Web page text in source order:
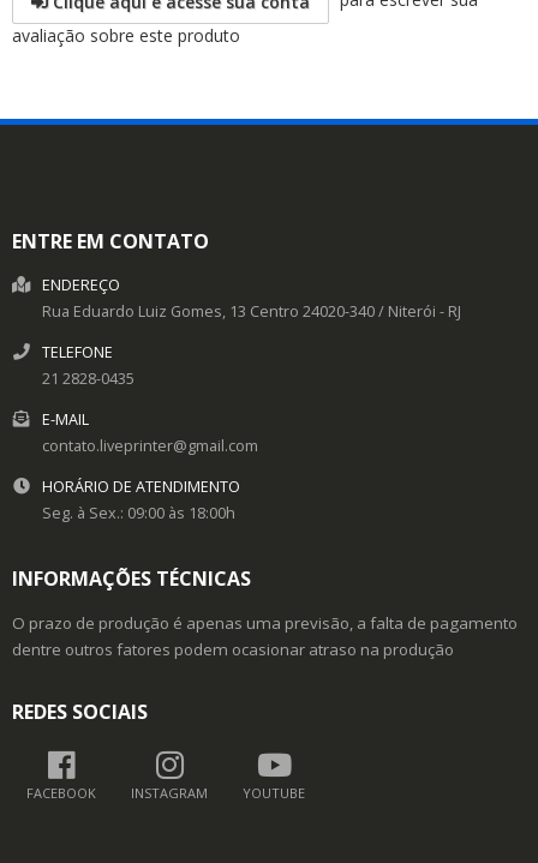
avaliação sobre este produto
ENTRE EM CONTATO
ENDEREÇO
Rua Eduardo Luiz Gomes, 13 Centro 24020-340/ Niterói - RJ
TELEFONE
21 2828-0435
E-MAIL
contato.liveprinter@gmail.com
HORÁRIO DE ATENDIMENTO
Seg. à Sex.: 09:00 às 18:00h
INFORMAÇÕES TÉCNICAS
O prazo de produção é apenas uma previsão, a falta de pagamento
dentre outros fatores podem ocasionar atraso na produção
REDES SOCIAIS
FACEBOOK INSTAGRAM YOUTUBE